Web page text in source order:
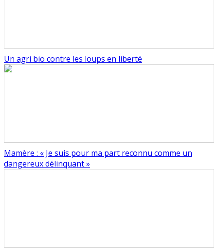
Un agri bio contre les loups en liberté
Mamère : « Je suis pour ma part reconnu comme un
dangereux délinquant »